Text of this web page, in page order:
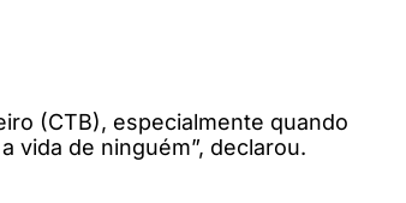
(CTB), especialmente quando
vida de ninguém”, declarou.